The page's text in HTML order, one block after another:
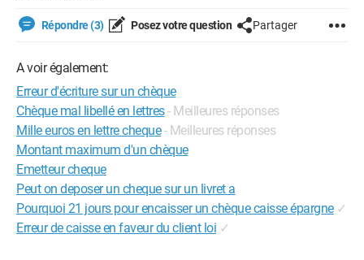
Répondre (3) Posez votre question Partager
A voir également:
Erreur d'écriture sur un chèque
Chèque mal libellé en lettres- Meilleures réponses
Mille euros en lettre cheque - Meilleures réponses
Montant maximum d'un chèque
Emetteur cheque
Peut on deposer un cheque sur un livret a
Pourquoi 21 jours pour encaisser un chèque caisse épargne ✓
Erreur de caisse en faveur du client loi ✓